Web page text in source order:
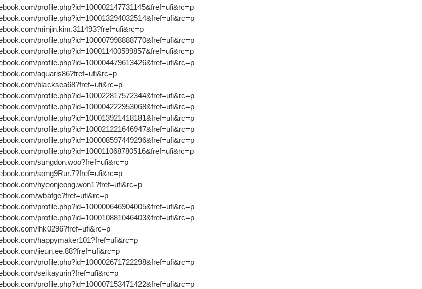
profile.php?id=100002147731145&fref=ufi&rc=p
profile.php?id=100013294032514&fref=ufi&rc=p
minjin.kim.311493?fref=ufi&rc=p
profile.php?id=100007998888770&fref=ufi&rc=p
profile.php?id=100011400599857&fref=ufi&rc=p
profile.php?id=100004479613426&fref=ufi&rc=p
aquaris86?fref=ufi&rc=p
blacksea68?fref=ufi&rc=p
profile.php?id=100022817572344&fref=ufi&rc=p
profile.php?id=100004222953068&fref=ufi&rc=p
profile.php?id=100013921418181&fref=ufi&rc=p
profile.php?id=100021221646947&fref=ufi&rc=p
profile.php?id=100008597449296&fref=ufi&rc=p
profile.php?id=100011068780516&fref=ufi&rc=p
sungdon.woo?fref=ufi&rc=p
song9Rur.7?fref=ufi&rc=p
hyeonjeong.won1?fref=ufi&rc=p
wbafge?fref=ufi&rc=p
profile.php?id=100000646904005&fref=ufi&rc=p
profile.php?id=100010881046403&fref=ufi&rc=p
lhk0296?fref=ufi&rc=p
happymaker101?fref=ufi&rc=p
jieun.ee.88?fref=ufi&rc=p
profile.php?id=100002671722298&fref=ufi&rc=p
seikayurin?fref=ufi&rc=p
profile.php?id=100007153471422&fref=ufi&rc=p